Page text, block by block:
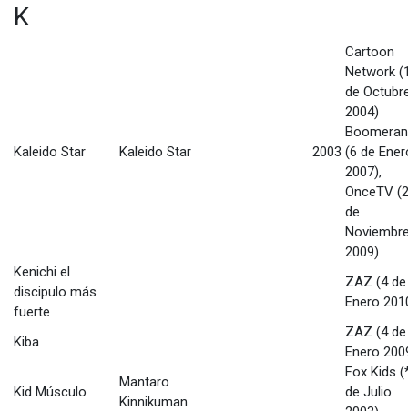
K
Kaleido Star Kaleido Star 2003
Cartoon
Network
de
2004)
(6 de
2007),
OnceTV
de
2009)
Kenichi el
discipulo más
fuerte
ZAZ (4 de
Enero
Kiba
ZAZ (4 de
Enero
Kid Músculo
Mantaro
Kinnikuman
Fox Kids
de Julio